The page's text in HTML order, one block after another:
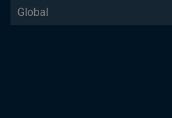
Global